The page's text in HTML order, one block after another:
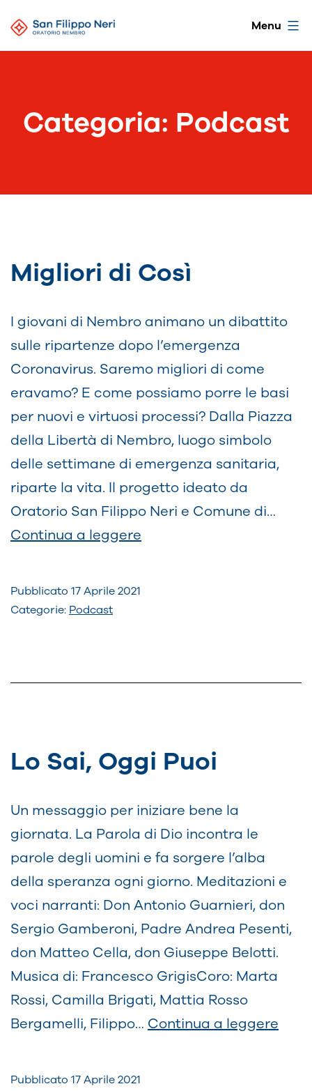
al
Oratorio
di
Menu
Categoria: Podcast
Migliori di Così
I giovani di Nembro animano un dibattito
sulle ripartenze dopo l’emergenza
Coronavirus. Saremo migliori di come
eravamo? E come possiamo porre le basi
per nuovi e virtuosi processi? Dalla Piazza
della Libertà di Nembro, luogo simbolo
delle settimane di emergenza sanitaria,
riparte la vita. Il progetto ideato da
Oratorio San Filippo Neri e Comune di…
Continua a leggere
Pubblicato 17 Aprile 2021
Categorie: Podcast
Lo Sai, Oggi Puoi
Un messaggio per iniziare bene la
giornata. La Parola di Dio incontra le
parole degli uomini e fa sorgere l’alba
della speranza ogni giorno. Meditazioni e
voci narranti: Don Antonio Guarnieri, don
Sergio Gamberoni, Padre Andrea Pesenti,
don Matteo Cella, don Giuseppe Belotti.
Musica di: Francesco GrigisCoro: Marta
Rossi, Camilla Brigati, Mattia Rosso
Bergamelli, Filippo… Continua a leggere
Pubblicato 17 Aprile 2021